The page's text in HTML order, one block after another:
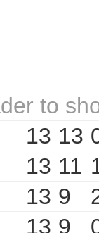
to
13 13
13 11
13 9
13 9